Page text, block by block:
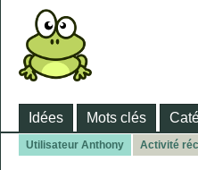
Idées Mots clés
Utilisateur Anthony Activité